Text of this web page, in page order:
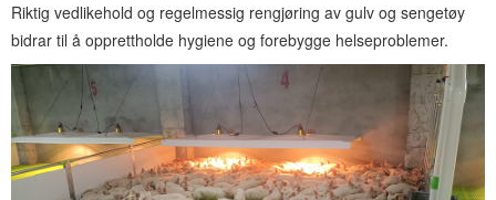
Riktig vedlikehold og regelmessig rengjøring av gulv og sengetøy
bidrar til å opprettholde hygiene og forebygge helseproblemer.